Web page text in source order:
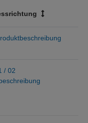
/ 02